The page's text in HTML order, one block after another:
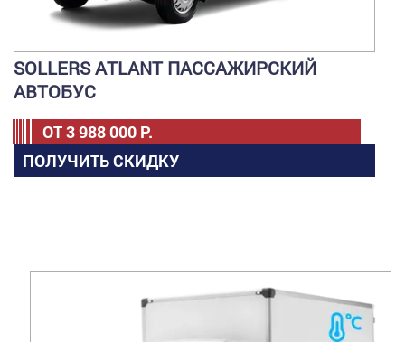
SOLLERS ATLANT ПАССАЖИРСКИЙ
АВТОБУС
ОТ3 988 000 Р.
ПОЛУЧИТЬ СКИДКУ